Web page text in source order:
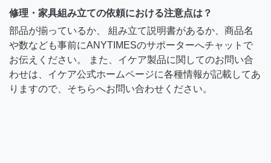
修理・家具組み立ての依頼における注意点は？
部品が揃っているか、 組み立て説明書があるか、商品名
や数なども事前にANYTIMESのサポーターへチャットで
お伝えください。 また、イケア製品に関してのお問い合
わせは、イケア公式ホームページに各種情報が記載してあ
りますので、そちらへお問い合わせください。